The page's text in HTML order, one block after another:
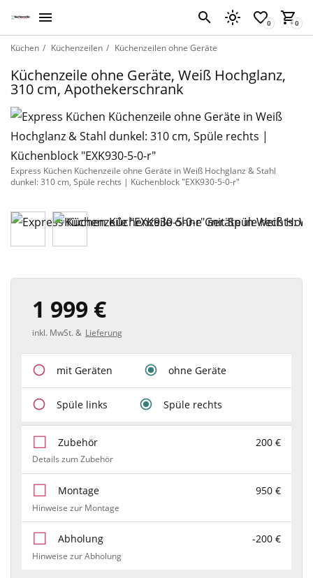
Küchen Küchenzeilen Küchenzeilen ohne Geräte
Küchenzeile ohne Geräte, Weiß Hochglanz,
310 cm, Apothekerschrank
Express Küchen Küchenzeile ohne Geräte in Weiß Hochglanz & Stahl
dunkel: 310 cm, Spüle rechts | Küchenblock "EXK930-5-0-r"
1 999 €
inkl. MwSt. & Lieferung
mit Geräten ohne Geräte
Spüle links Spüle rechts
Zubehör 200 €
Details zum Zubehör
Montage 950 €
Hinweise zur Montage
Abholung -200 €
Hinweise zur Abholung